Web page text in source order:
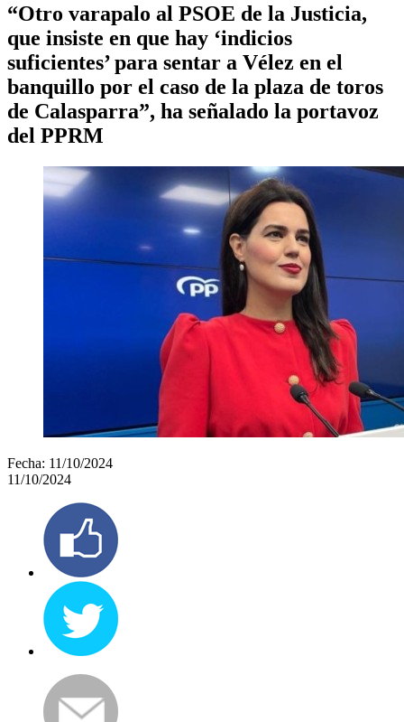
“Otro varapalo al PSOE de la Justicia,
que insiste en que hay ‘indicios
suficientes’ para sentar a Vélez en el
banquillo por el caso de la plaza de toros
de Calasparra”, ha señalado la portavoz
del PPRM
Fecha: 11/10/2024
11/10/2024